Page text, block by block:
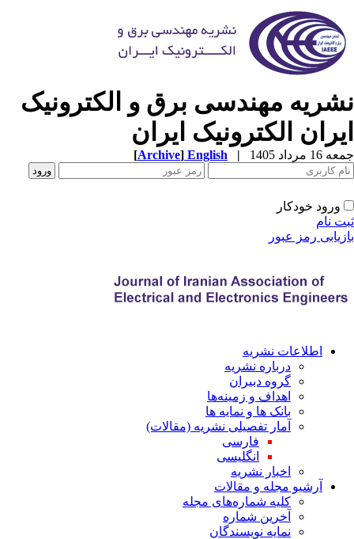
مهندسی برق و الکترونیک
الکترونیک ایران
مرداد 1405 |
English
[Archive]
ورود خودکار
نام
رمز عبور
اطلاعات نشریه
درباره نشریه
گروه دبیران
اهداف و زمینه‌ها
بانک ها و نمایه ها
آمار تفصیلی نشریه (مقالات)
فارسی
انگلیسی
اخبار نشریه
آرشیو مجله و مقالات
کلیه شماره‌های مجله
آخرین شماره
نمایه نویسندگان